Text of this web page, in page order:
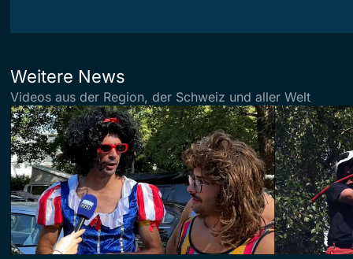
Weitere News
Videos aus der Region, der Schweiz und aller Welt